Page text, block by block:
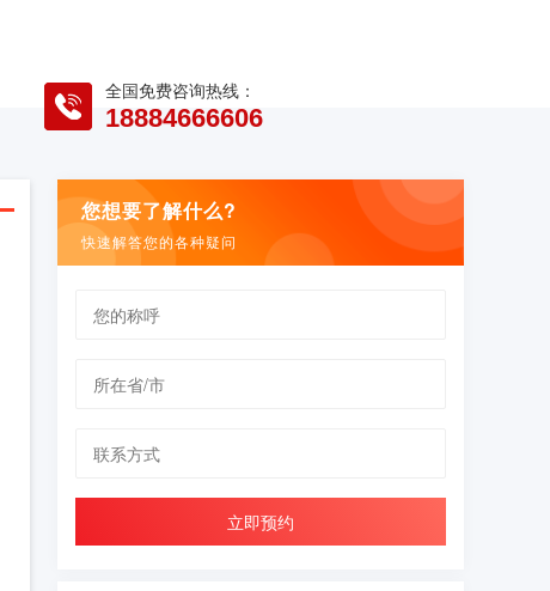
全国免费咨询热线：
18884666606
您想要了解什么?
快速解答您的各种疑问
立即预约